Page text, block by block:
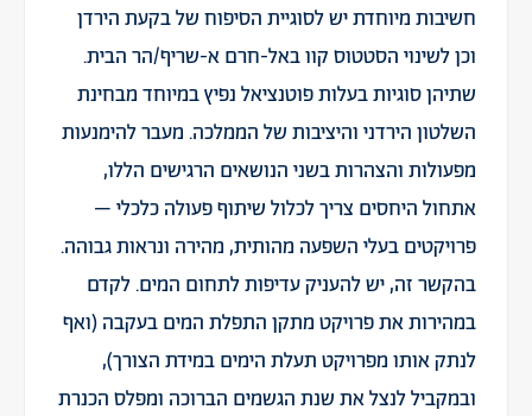
חשיבות מיוחדת יש לסוגיית הסיפוח של בקעת הירדן
וכן לשינוי הסטטוס קוו באל-חרם א-שריף/הר הבית.
שתיהן סוגיות בעלות פוטנציאל נפיץ במיוחד מבחינת
השלטון הירדני והיציבות של הממלכה. מעבר להימנעות
מפעולות והצהרות בשני הנושאים הרגישים הללו,
אתחול היחסים צריך לכלול שיתוף פעולה כלכלי –
פרויקטים בעלי השפעה מהותית, מהירה ונראות גבוהה.
בהקשר זה, יש להעניק עדיפות לתחום המים. לקדם
במהירות את פרויקט מתקן התפלת המים בעקבה (ואף
לנתק אותו מפרויקט תעלת הימים במידת הצורך),
ובמקביל לנצל את שנת הגשמים הברוכה ומפלס הכנרת